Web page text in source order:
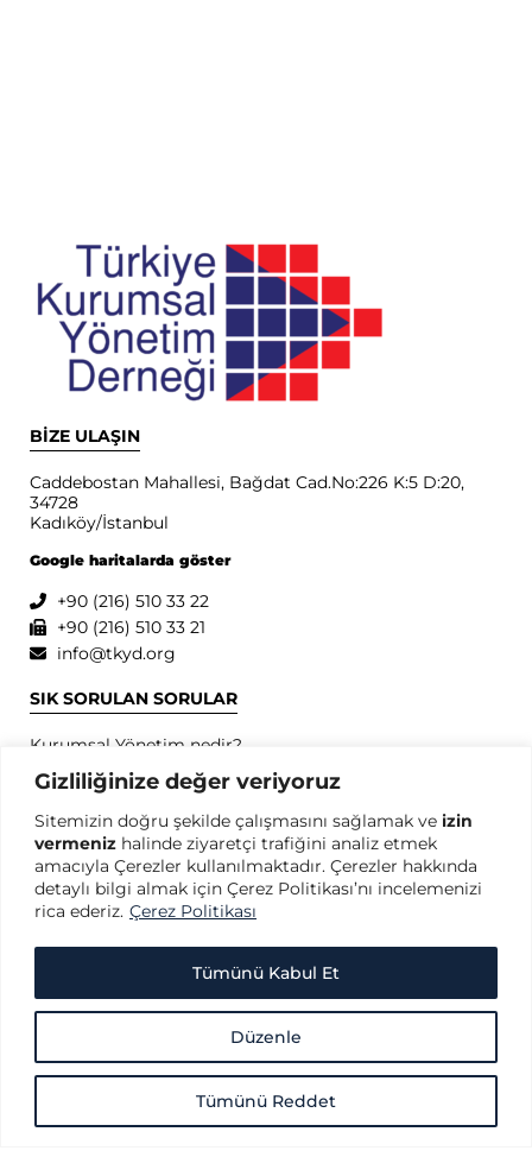
Gizliliğinize değer veriyoruz
Sitemizin doğru şekilde çalışmasını sağlamak ve izin
vermeniz halinde ziyaretçi trafiğini analiz etmek
amacıyla Çerezler kullanılmaktadır. Çerezler hakkında
detaylı bilgi almak için Çerez Politikası’nı incelemenizi
rica ederiz. Çerez Politikası
Düzenle
Tümünü Reddet
Tümünü Kabul Et
BİZE ULAŞIN
Caddebostan Mahallesi, Bağdat Cad.No:226 K:5 D:20,
34728
Kadıköy/İstanbul
Google haritalarda göster
+90 (216) 510 33 22
+90 (216) 510 33 21
info@tkyd.org
SIK SORULAN SORULAR
Kurumsal Yönetim nedir?
Kurumsal Yönetim İlkeleri nedir?
Kurumsal Yönetim konusunda dünyada öncü kuruluşlar
hangileridir?
SPK Kurumsal Yönetim İlkeleri nedir?
OECD Kurumsal Yönetim İlkeleri nedir?
GİZLİLİK
Kullanım Koşulları
Kişisel Verilerin Korunması